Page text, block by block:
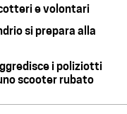
e volontari
si prepara alla
i poliziotti
scooter rubato